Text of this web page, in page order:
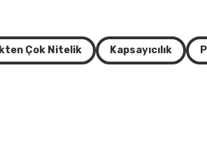
Çok Nitelik Kapsayıcılık